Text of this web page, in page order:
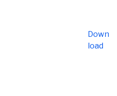
Down
load